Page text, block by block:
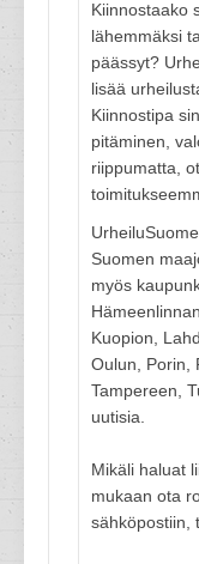
Kiinnostaako
lähemmäksi
päässyt?
lisää
Kiinnostipa
pitäminen,
riippumatta,
Suomen
myös
Kuopion,
Oulun, Porin,
Tampereen,
uutisia.
Mikäli haluat
mukaan ota
sähköpostiin,